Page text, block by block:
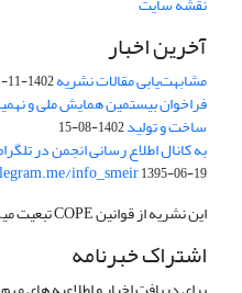
آخرین اخبار
مشابهت‌یابی مقالات نشریه1402-11-01
فراخوان بیستمین همایش ملی و
ساخت و تولید1402-08-15
به کانال اطلاع رسانی انجمن در
info_smeir1395-06-19
این نشریه از قوانین COPE تبعیت میکند.
اشتراک خبرنامه